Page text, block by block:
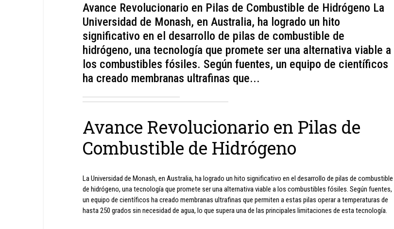
Avance Revolucionario en Pilas de Combustible de Hidrógeno La
Universidad de Monash, en Australia, ha logrado un hito
significativo en el desarrollo de pilas de combustible de
hidrógeno, una tecnología que promete ser una alternativa viable a
los combustibles fósiles. Según fuentes, un equipo de científicos
ha creado membranas ultrafinas que...
Avance Revolucionario en Pilas de
Combustible de Hidrógeno
La Universidad de Monash, en Australia, ha logrado un hito significativo en el desarrollo de pilas de combustible
de hidrógeno, una tecnología que promete ser una alternativa viable a los combustibles fósiles. Según fuentes,
un equipo de científicos ha creado membranas ultrafinas que permiten a estas pilas operar a temperaturas de
hasta 250 grados sin necesidad de agua, lo que supera una de las principales limitaciones de esta tecnología.